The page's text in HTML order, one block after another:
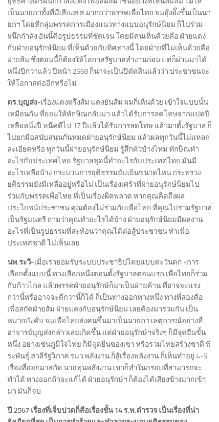
เป็นนายกฯทั้งที่มีเสียงส.ส.มากกว่าพรรคเพื่อไทย จนอุ๊งอิ๊งขึ้นเป็นนา
ยกฯ โดยที่กลุ่มพรรคการเมืองแนวทางแบบอนุรักษ์นิยม ก็ไปร่วม
ผนึกกำลัง อันนี้คือรูปธรรมที่ชัดเจน โดยมีคนเห็นด้วยคือ ฝ่ายแดง
กับฝ่ายอนุรักษ์นิยม ที่เห็นด้วยกับทิศทางนี้ โดยฝ่ายที่ไม่เห็นด้วยคือ
ฝ่ายส้ม ซึ่งตอนนี้ก็ต้องให้โอกาสรัฐบาลทำงานก่อน แต่ก็ผ่านมาได้
หนึ่งปีกว่าแล้ว ปีหน้า 2568 ก็น่าจะเป็นปีตัดสินแล้วว่า ประชาชนจะ
ให้โอกาสต่ออีกหรือไม่
ดร.บุญส่ง-เรื่องแดงตรึงส้ม แดงยันส้ม ผมก็เห็นด้วย เข้าใจแบบนั้น
เหมือนกัน ที่ยอมให้ทักษิณกลับมา แล้วได้รับการลดโทษจากแปดปี
เหลือหนึ่งปี หนีคดีไป 17 ปีแล้วได้รับการลดโทษ แล้วมาตั้งรัฐบาล ก็
ไปยกมือสนับสนุนกันหมดฝ่ายอนุรักษ์นิยม แล้วผลทุกวันนี้ไม่แหลก
ละเอียดหรือ ทุกวันนี้ฝ่ายอนุรักษ์นิยม รู้สึกตัวบ้างไหม ทักษิณทำ
อะไรกับประเทศไทย รัฐบาลชุดนี้ทำอะไรกับประเทศไทย มันมี
อะไรเหลือบ้าง กระบวนการยุติธรรมยับเยินขนาดไหน กระทรวง
ยุติธรรมยังมีเหลืออยู่หรือไม่ เป็นเรื่องเศร้าที่ฝ่ายอนุรักษ์นิยมไป
ร่วมกับพรรคเพื่อไทย ที่เป็นเรื่องผิดพลาด หากคุณคิดถึงผล
ประโยชน์ประชาชน คุณต้องไม่ร่วมกับเพื่อไทย ที่คุณไปร่วมรัฐบาล
เป็นรัฐมนตรี ถามว่าคุณทำอะไรได้บ้าง ฝ่ายอนุรักษ์นิยมมีผลงาน
อะไรที่เป็นรูปธรรมที่สะท้อนว่าคุณได้ต่อสู้ประชาชน ทำเพื่อ
ประเทศชาติ ไม่เห็นเลย
นพ.ระวี-เมื่อเรายอมรับระบบประชาธิปไตยแบบตะวันตก -การ
เลือกตั้งแบบนี้ ทางเลือกหนึ่งตอนตั้งรัฐบาลตอนแรก เพื่อไทยก็ร่วม
กับก้าวไกล แล้วพรรคฝ่ายอนุรักษ์ก็มาเป็นฝ่ายค้าน ที่อาจจะแรง
กว่านี้หรืออาจจะดีกว่านี้ก็ได้ ก็เป็นทางออกทางหนึ่ง ทางที่สองคือ
เพื่อสกัดฝ่ายส้ม ฝ่ายแดงกับอนุรักษ์นิยม เลยต้องมารวมกัน เป็น
หมากบังคับ จนเพื่อไทยส่งคนขึ้นมาเป็นนายกฯ เหตุการณ์อย่างที่
อาจารย์บุญส่งกล่าวเลยเกิดขึ้น แต่ฝ่ายอนุรักษ์ฯจริงๆ ก็มีจุดยืนขั้น
หนึ่ง อย่างเช่นภูมิใจไทย ก็มีจุดยืนของเขา หรือรวมไทยสร้างชาติ พี
ระพันธุ์ สาลีรัฐวิภาค รมว.พลังงาน ก็สู้เรื่องพลังงาน ก็เห็นทำอยู่ 4-5
เรื่องที่ออกมาสกัด นายทุนพลังงาน เขาก็ทำในกรอบที่สามารถจะ
ทำได้ ทางออกถ้าจะแก้ได้ ฝ่ายอนุรักษ์ฯ ก็ต้องได้เสียงข้างมากเข้า
มา มันก็จบ
ปี 2567 เรื่องที่เจ็บปวดก็คือเรื่องชั้น 14 ร.พ.ตำรวจ เป็นเรื่องที่น่า